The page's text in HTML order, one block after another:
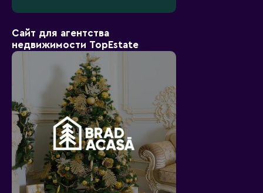
Сайт для агентства
недвижимости TopEstate